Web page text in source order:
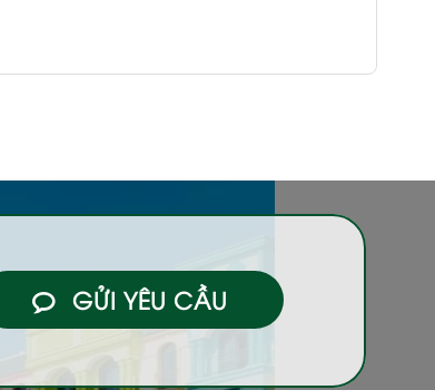
GỬI YÊU CẦU